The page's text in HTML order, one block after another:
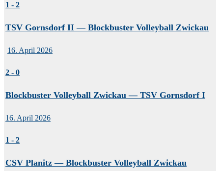
1 - 2
TSV Gornsdorf II — Blockbuster Volleyball Zwickau
16. April 2026
2 - 0
Blockbuster Volleyball Zwickau — TSV Gornsdorf I
16. April 2026
1 - 2
CSV Planitz — Blockbuster Volleyball Zwickau